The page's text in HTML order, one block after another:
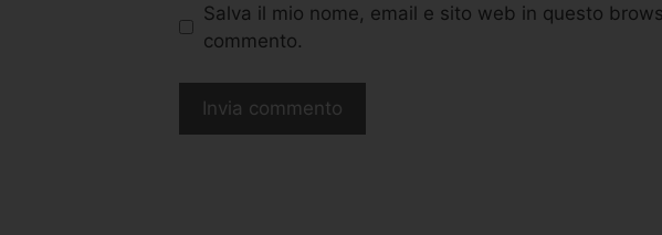
Salva il mio nome, email e sito web in questo
commento.